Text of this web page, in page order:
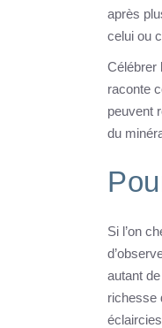
après
celui ou
Célébrer
raconte
peuvent
du
Si l’on
autant
richesse